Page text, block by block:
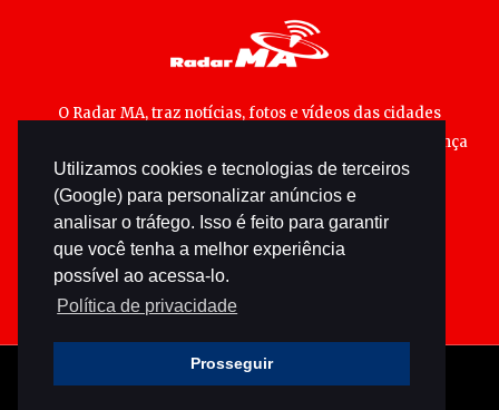
Utilizamos cookies e tecnologias de terceiros
(Google) para personalizar anúncios e
analisar o tráfego. Isso é feito para garantir
que você tenha a melhor experiência
possível ao acessa-lo.
Política de privacidade
Prosseguir
O Radar MA, traz notícias, fotos e vídeos das cidades
maranhenses; matérias especiais sobre política, segurança
pública e cultura popular.